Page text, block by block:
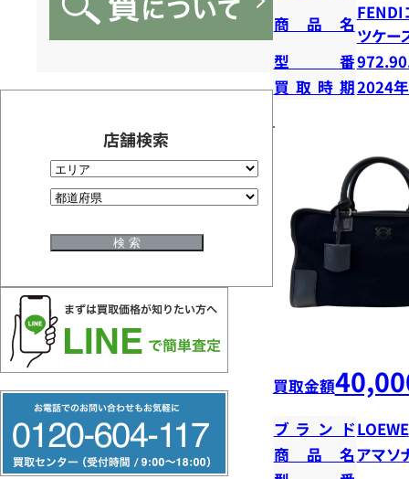
店舗検索
リ
ー
商品名
FENDI
ツケー
型番
買取時期2024
買取金額
ブランドLOEWE
商品名アマソ